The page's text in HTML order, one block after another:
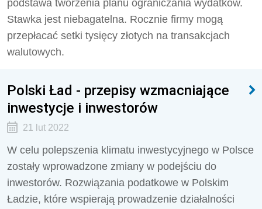
podstawa tworzenia planu ograniczania wydatków.
Stawka jest niebagatelna. Rocznie firmy mogą
przepłacać setki tysięcy złotych na transakcjach
walutowych.
Polski Ład - przepisy wzmacniające
inwestycje i inwestorów
21 lut 2022
W celu polepszenia klimatu inwestycyjnego w Polsce
zostały wprowadzone zmiany w podejściu do
inwestorów. Rozwiązania podatkowe w Polskim
Ładzie, które wspierają prowadzenie działalności